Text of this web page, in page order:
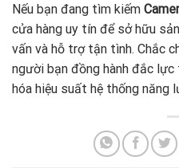
Nếu bạn đang tìm kiếm
cửa hàng uy tín để sở hữu
vấn và hỗ trợ tận tình. Chắc
người bạn đồng hành đắc
hóa hiệu suất hệ thống năng